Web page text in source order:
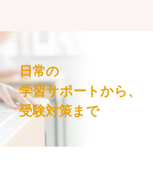
日常の
学習サポートから、
受験対策まで